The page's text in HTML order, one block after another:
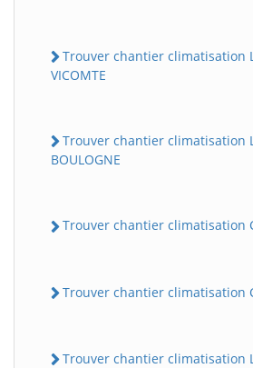
Trouver chantier climatisation
VICOMTE
Trouver chantier climatisation
BOULOGNE
Trouver chantier climatisation
Trouver chantier climatisation
Trouver chantier climatisation